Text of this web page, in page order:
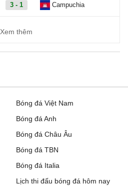
3 - 1 Campuchia
Xem thêm
Bóng đá Việt Nam
Bóng đá Anh
Bóng đá Châu Âu
Bóng đá TBN
Bóng đá Italia
Lịch thi đấu bóng đá hôm nay